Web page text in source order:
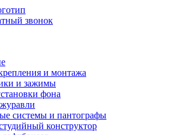
звонок
и монтажа
и зажимы
фона
системы и пантографы
конструктор